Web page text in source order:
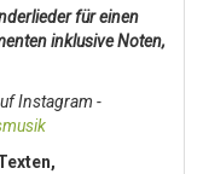
für einen
inklusive Noten,
Instagram -